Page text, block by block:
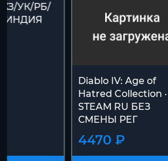
КЗ/УК/РБ/
ИНДИЯ
Diablo IV: Age of
Hatred Collection ·
STEAM RU БЕЗ
СМЕНЫ РЕГ
4470 ₽